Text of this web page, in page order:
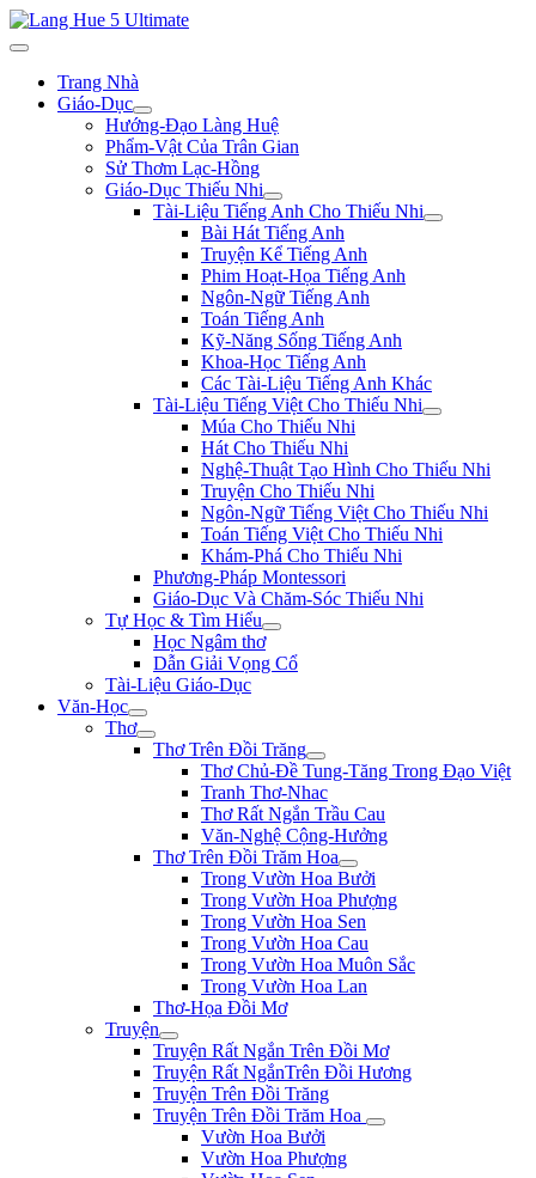
Trang Nhà
Giáo-Dục
Hướng-Đạo Làng Huệ
Phẩm-Vật Của Trân Gian
Sử Thơm Lạc-Hồng
Giáo-Dục Thiếu Nhi
Tài-Liệu Tiếng Anh Cho Thiếu Nhi
Bài Hát Tiếng Anh
Truyện Kể Tiếng Anh
Phim Hoạt-Họa Tiếng Anh
Ngôn-Ngữ Tiếng Anh
Toán Tiếng Anh
Kỹ-Năng Sống Tiếng Anh
Khoa-Học Tiếng Anh
Các Tài-Liệu Tiếng Anh Khác
Tài-Liệu Tiếng Việt Cho Thiếu Nhi
Múa Cho Thiếu Nhi
Hát Cho Thiếu Nhi
Nghệ-Thuật Tạo Hình Cho Thiếu Nhi
Truyện Cho Thiếu Nhi
Ngôn-Ngữ Tiếng Việt Cho Thiếu Nhi
Toán Tiếng Việt Cho Thiếu Nhi
Khám-Phá Cho Thiếu Nhi
Phương-Pháp Montessori
Giáo-Dục Và Chăm-Sóc Thiếu Nhi
Tự Học & Tìm Hiểu
Học Ngâm thơ
Dẫn Giải Vọng Cổ
Tài-Liệu Giáo-Dục
Văn-Học
Thơ
Thơ Trên Đồi Trăng
Thơ Chủ-Đề Tung-Tăng Trong Đạo Việt
Tranh Thơ-Nhac
Thơ Rất Ngắn Trầu Cau
Văn-Nghệ Cộng-Hưởng
Thơ Trên Đồi Trăm Hoa
Trong Vườn Hoa Bưởi
Trong Vườn Hoa Phượng
Trong Vườn Hoa Sen
Trong Vườn Hoa Cau
Trong Vườn Hoa Muôn Sắc
Trong Vườn Hoa Lan
Thơ-Họa Đồi Mơ
Truyện
Truyện Rất Ngắn Trên Đồi Mơ
Truyện Rất NgắnTrên Đồi Hương
Truyện Trên Đồi Trăng
Truyện Trên Đồi Trăm Hoa
Vườn Hoa Bưởi
Vườn Hoa Phượng